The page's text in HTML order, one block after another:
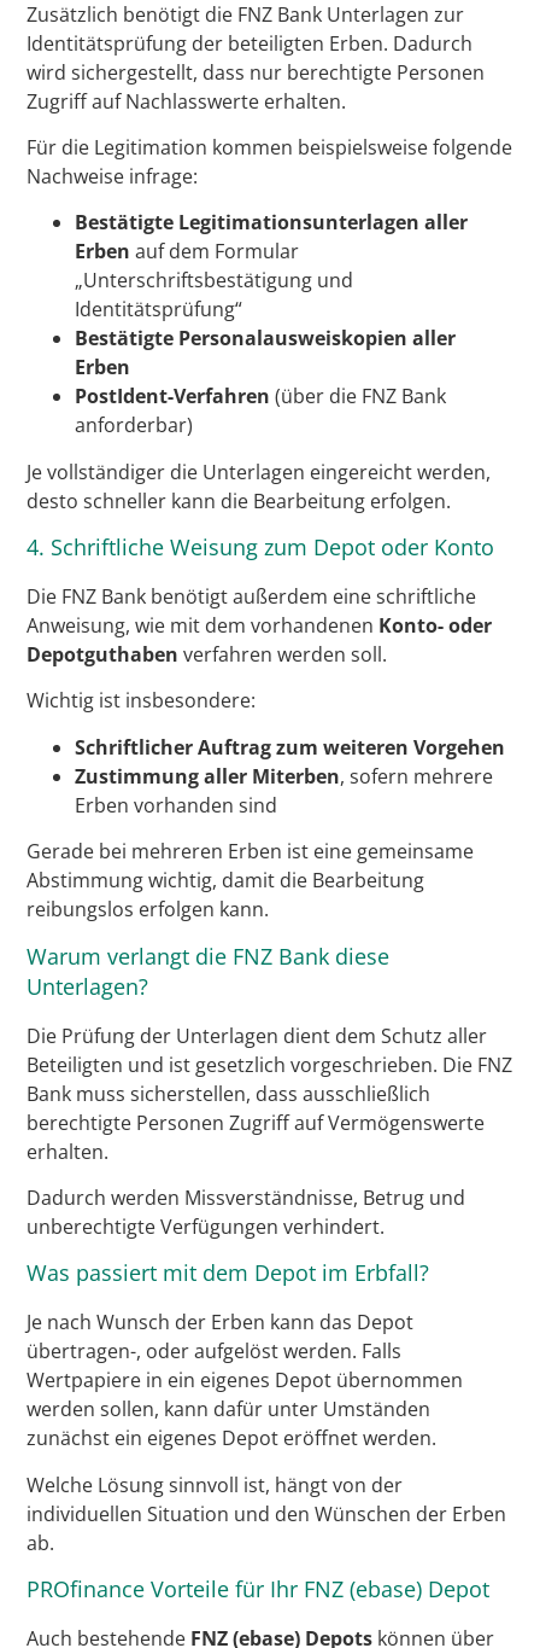
Zusätzlich benötigt die FNZ Bank Unterlagen zur
Identitätsprüfung der beteiligten Erben. Dadurch
wird sichergestellt, dass nur berechtigte Personen
Zugriff auf Nachlasswerte erhalten.
Für die Legitimation kommen beispielsweise folgende
Nachweise infrage:
Bestätigte Legitimationsunterlagen aller
Erben auf dem Formular
„Unterschriftsbestätigung und
Identitätsprüfung“
Bestätigte Personalausweiskopien aller
Erben
PostIdent-Verfahren (über die FNZ Bank
anforderbar)
Je vollständiger die Unterlagen eingereicht werden,
desto schneller kann die Bearbeitung erfolgen.
4. Schriftliche Weisung zum Depot oder Konto
Die FNZ Bank benötigt außerdem eine schriftliche
Anweisung, wie mit dem vorhandenen Konto- oder
Depotguthaben verfahren werden soll.
Wichtig ist insbesondere:
Schriftlicher Auftrag zum weiteren Vorgehen
Zustimmung aller Miterben, sofern mehrere
Erben vorhanden sind
Gerade bei mehreren Erben ist eine gemeinsame
Abstimmung wichtig, damit die Bearbeitung
reibungslos erfolgen kann.
Warum verlangt die FNZ Bank diese
Unterlagen?
Die Prüfung der Unterlagen dient dem Schutz aller
Beteiligten und ist gesetzlich vorgeschrieben. Die FNZ
Bank muss sicherstellen, dass ausschließlich
berechtigte Personen Zugriff auf Vermögenswerte
erhalten.
Dadurch werden Missverständnisse, Betrug und
unberechtigte Verfügungen verhindert.
Was passiert mit dem Depot im Erbfall?
Je nach Wunsch der Erben kann das Depot
übertragen-, oder aufgelöst werden. Falls
Wertpapiere in ein eigenes Depot übernommen
werden sollen, kann dafür unter Umständen
zunächst ein eigenes Depot eröffnet werden.
Welche Lösung sinnvoll ist, hängt von der
individuellen Situation und den Wünschen der Erben
ab.
PROfinance Vorteile für Ihr FNZ (ebase) Depot
Auch bestehende FNZ (ebase) Depots können über